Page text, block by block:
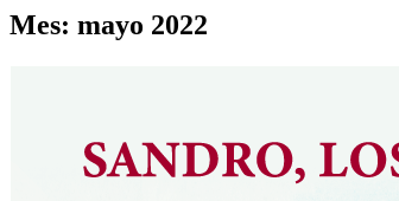
Mes: mayo 2022